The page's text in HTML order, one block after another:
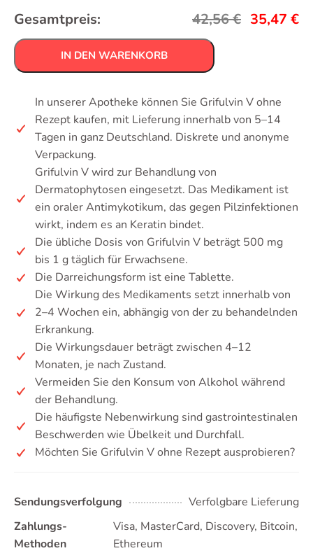
Gesamtpreis: 42,56€ 35,47 €
IN DEN WARENKORB
In unserer Apotheke können Sie Grifulvin V ohne
Rezept kaufen, mit Lieferung innerhalb von 5–14
Tagen in ganz Deutschland. Diskrete und anonyme
Verpackung.
Grifulvin V wird zur Behandlung von
Dermatophytosen eingesetzt. Das Medikament ist
ein oraler Antimykotikum, das gegen Pilzinfektionen
wirkt, indem es an Keratin bindet.
Die übliche Dosis von Grifulvin V beträgt 500 mg
bis 1 g täglich für Erwachsene.
Die Darreichungsform ist eine Tablette.
Die Wirkung des Medikaments setzt innerhalb von
2–4 Wochen ein, abhängig von der zu behandelnden
Erkrankung.
Die Wirkungsdauer beträgt zwischen 4–12
Monaten, je nach Zustand.
Vermeiden Sie den Konsum von Alkohol während
der Behandlung.
Die häufigste Nebenwirkung sind gastrointestinalen
Beschwerden wie Übelkeit und Durchfall.
Möchten Sie Grifulvin V ohne Rezept ausprobieren?
Sendungsverfolgung
Verfolgbare Lieferung
Zahlungs-
Methoden
Visa, MasterCard, Discovery, Bitcoin,
Ethereum